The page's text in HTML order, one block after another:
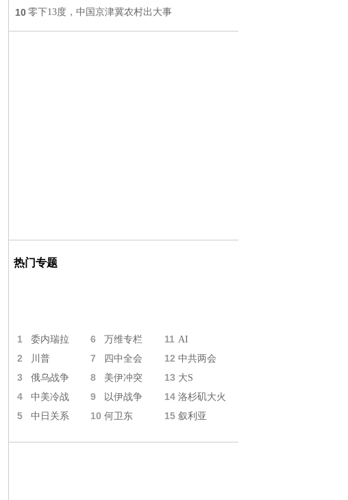
10 零下13度，中国京津冀农村出大事
热门专题
1 委内瑞拉 6 万维专栏 11 AI
2 川普 7 四中全会 12 中共两会
3 俄乌战争 8 美伊冲突 13 大S
4 中美冷战 9 以伊战争 14 洛杉矶大火
5 中日关系 10 何卫东 15 叙利亚